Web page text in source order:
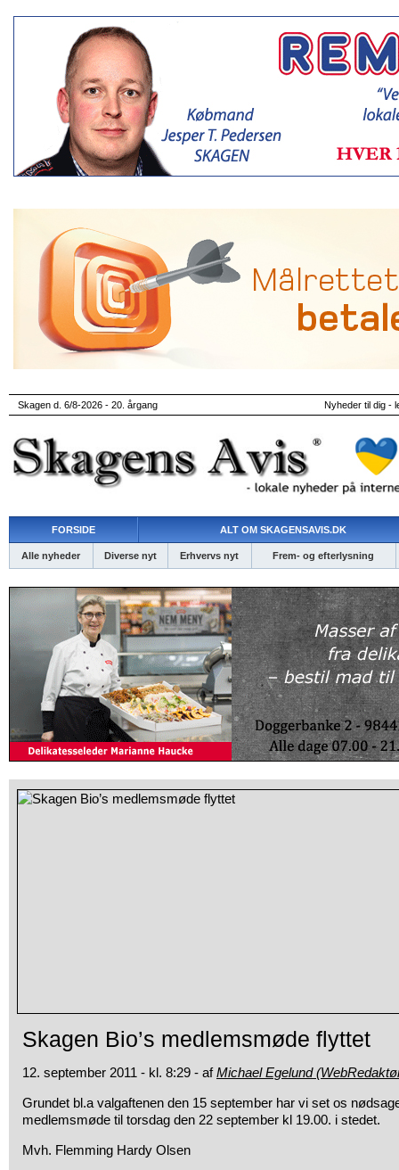
Skagen d. 6/8-2026 - 20. årgang Nyheder til dig -
FORSIDE ALT OM SKAGENSAVIS.DK
Alle nyheder Diverse nyt Erhvervs nyt Frem- og efterlysning
Skagen Bio’s medlemsmøde flyttet
12. september 2011 - kl. 8:29 - afMichael Egelund
Grundet bl.a valgaftenen den 15 september har vi set os
medlemsmøde til torsdag den 22 september kl 19.00. i stedet.
Mvh. Flemming Hardy Olsen